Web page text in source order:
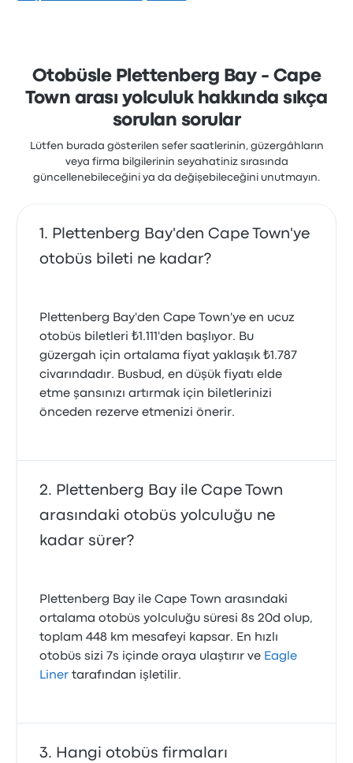
Otobüsle Plettenberg Bay - Cape
Town arası yolculuk hakkında sıkça
sorulan sorular
Lütfen burada gösterilen sefer saatlerinin, güzergâhların
veya firma bilgilerinin seyahatiniz sırasında
güncellenebileceğini ya da değişebileceğini unutmayın.
Plettenberg Bay'den Cape Town'ye
otobüs bileti ne kadar?
Plettenberg Bay'den Cape Town'ye en ucuz
otobüs biletleri ₺1.111'den başlıyor. Bu
güzergah için ortalama fiyat yaklaşık ₺1.787
civarındadır. Busbud, en düşük fiyatı elde
etme şansınızı artırmak için biletlerinizi
önceden rezerve etmenizi önerir.
Plettenberg Bay ile Cape Town
arasındaki otobüs yolculuğu ne
kadar sürer?
Plettenberg Bay ile Cape Town arasındaki
ortalama otobüs yolculuğu süresi 8s 20d olup,
toplam 448 km mesafeyi kapsar. En hızlı
otobüs sizi 7s içinde oraya ulaştırır ve Eagle
Liner tarafından işletilir.
Hangi otobüs firmaları